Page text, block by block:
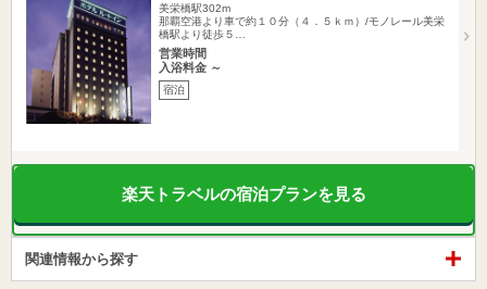
美栄橋駅302m
那覇空港より車で約１０分（４．５ｋｍ）/モノレール美栄
橋駅より徒歩５…
営業時間
入浴料金 ～
宿泊
楽天トラベルの宿泊プランを見る
関連情報から探す